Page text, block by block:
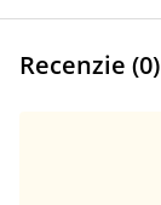
Recenzie (0)